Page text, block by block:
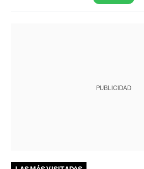
PUBLICIDAD